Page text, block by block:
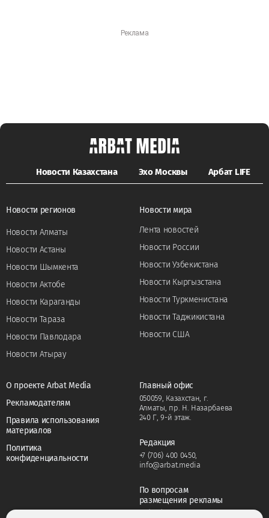
Новости Казахстана Эхо Москвы Арбат LIFE
Новости регионов
Новости Алматы
Новости Астаны
Новости Шымкента
Новости Актобе
Новости Караганды
Новости Тараза
Новости Павлодара
Новости Атырау
Новости мира
Лента новостей
Новости России
Новости Узбекистана
Новости Кыргызстана
Новости Туркменистана
Новости Таджикистана
Новости США
О проекте Arbat Media
Рекламодателям
Правила использования
материалов
Политика
конфиденциальности
Главный офис
050059, Казахстан, г.
Алматы, пр. Н. Назарбаева
240 Г, 9-й этаж.
Редакция
+7 (706) 400 0450,
info@arbat.media
По вопросам
размещения рекламы